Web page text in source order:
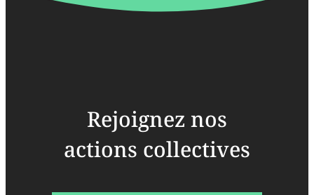
Rejoignez nos
actions collectives